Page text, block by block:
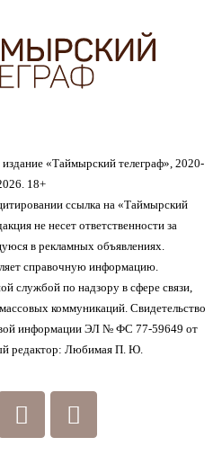
«Таймырский телеграф», 2020-
18+
ссылка на «Таймырский
не несет ответственности за
в рекламных объявлениях.
справочную информацию.
службой по надзору в сфере связи,
коммуникаций. Свидетельство
информации ЭЛ № ФС 77-59649 от
редактор: Любимая П. Ю.